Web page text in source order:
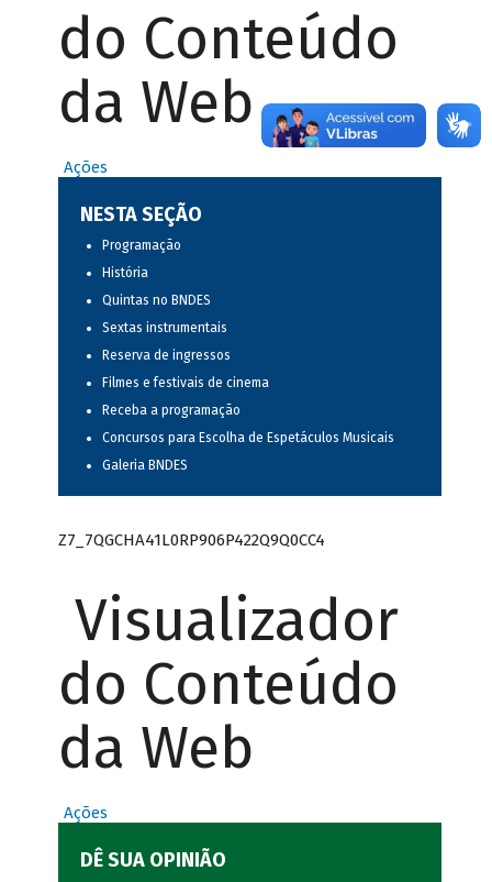
do Conteúdo
da Web
Ações
NESTA SEÇÃO
Programação
História
Quintas no BNDES
Sextas instrumentais
Reserva de ingressos
Filmes e festivais de cinema
Receba a programação
Concursos para Escolha de Espetáculos Musicais
Galeria BNDES
Z7_7QGCHA41L0RP906P422Q9Q0CC4
Visualizador
do Conteúdo
da Web
Ações
DÊ SUA OPINIÃO